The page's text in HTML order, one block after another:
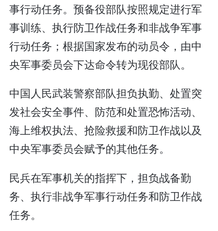
事行动任务。预备役部队按照规定进行军
事训练、执行防卫作战任务和非战争军事
行动任务；根据国家发布的动员令，由中
央军事委员会下达命令转为现役部队。
中国人民武装警察部队担负执勤、处置突
发社会安全事件、防范和处置恐怖活动、
海上维权执法、抢险救援和防卫作战以及
中央军事委员会赋予的其他任务。
民兵在军事机关的指挥下，担负战备勤
务、执行非战争军事行动任务和防卫作战
任务。